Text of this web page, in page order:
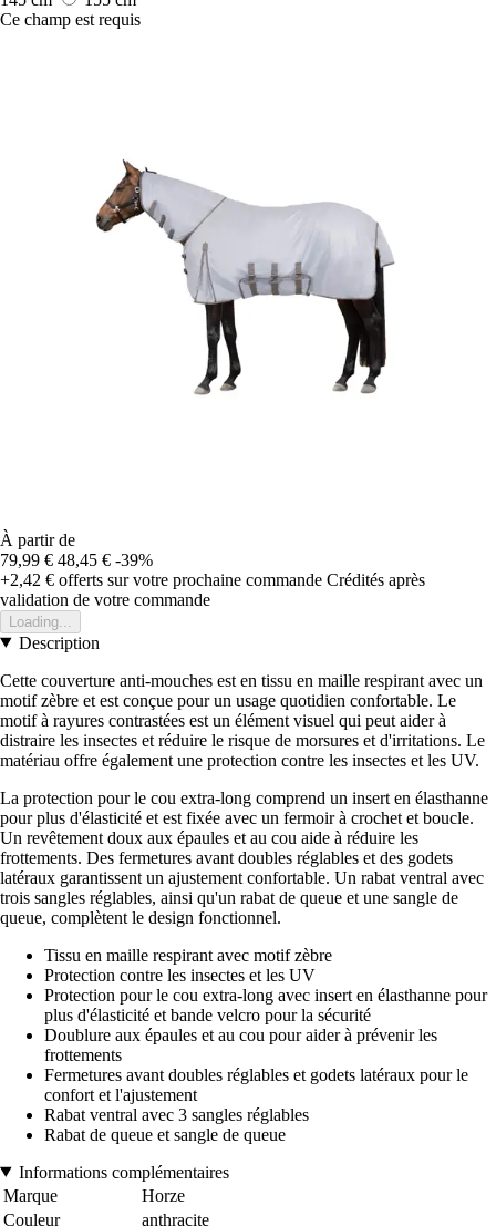
Ce champ est requis
À partir de
79,99 € 48,45 € -39%
+2,42 € offerts sur votre prochaine commande Crédités après
validation de votre commande
Loading...
Description
Cette couverture anti-mouches est en tissu en maille respirant avec un
motif zèbre et est conçue pour un usage quotidien confortable. Le
motif à rayures contrastées est un élément visuel qui peut aider à
distraire les insectes et réduire le risque de morsures et d'irritations. Le
matériau offre également une protection contre les insectes et les UV.
La protection pour le cou extra-long comprend un insert en élasthanne
pour plus d'élasticité et est fixée avec un fermoir à crochet et boucle.
Un revêtement doux aux épaules et au cou aide à réduire les
frottements. Des fermetures avant doubles réglables et des godets
latéraux garantissent un ajustement confortable. Un rabat ventral avec
trois sangles réglables, ainsi qu'un rabat de queue et une sangle de
queue, complètent le design fonctionnel.
Tissu en maille respirant avec motif zèbre
Protection contre les insectes et les UV
Protection pour le cou extra-long avec insert en élasthanne pour
plus d'élasticité et bande velcro pour la sécurité
Doublure aux épaules et au cou pour aider à prévenir les
frottements
Fermetures avant doubles réglables et godets latéraux pour le
confort et l'ajustement
Rabat ventral avec 3 sangles réglables
Rabat de queue et sangle de queue
Informations complémentaires
Marque
Horze
Couleur
anthracite